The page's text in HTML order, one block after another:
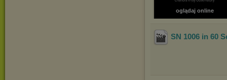
oglądaj online
SN 1006 in 60